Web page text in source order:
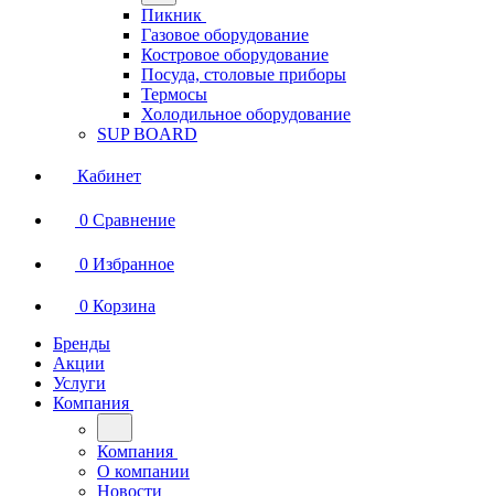
Пикник
Газовое оборудование
Костровое оборудование
Посуда, столовые приборы
Термосы
Холодильное оборудование
SUP BOARD
Кабинет
0 Сравнение
0 Избранное
0 Корзина
Бренды
Акции
Услуги
Компания
Компания
О компании
Новости